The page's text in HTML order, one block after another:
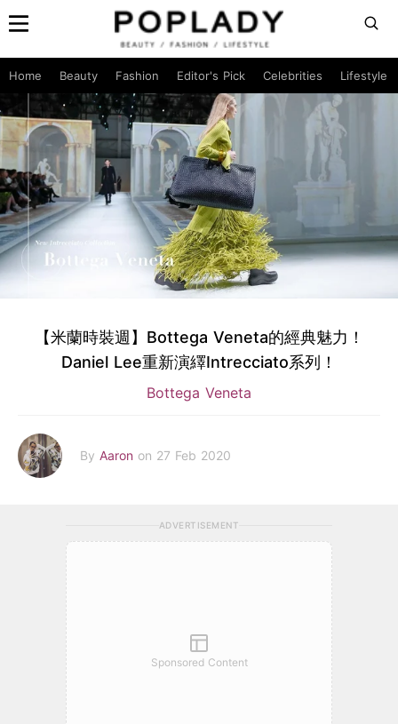
Home Beauty Fashion Editor's Pick Celebrities Lifestyle
【米蘭時裝週】Bottega Veneta的經典魅力！
Daniel Lee重新演繹Intrecciato系列！
Bottega Veneta
By Aaron on 27 Feb 2020
ADVERTISEMENT
Sponsored Content